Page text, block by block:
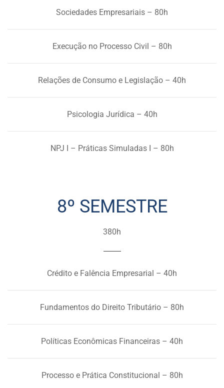
Sociedades Empresariais – 80h
Execução no Processo Civil – 80h
Relações de Consumo e Legislação – 40h
Psicologia Jurídica – 40h
NPJ I – Práticas Simuladas I – 80h
8º SEMESTRE
380h
Crédito e Falência Empresarial – 40h
Fundamentos do Direito Tributário – 80h
Políticas Econômicas Financeiras – 40h
Processo e Prática Constitucional – 80h